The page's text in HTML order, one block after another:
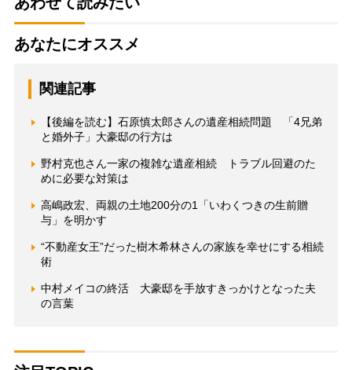
あなたにオススメ
関連記事
【後編を読む】石原慎太郎さんの遺産相続問題 「4兄弟
と婚外子」大豪邸の行方は
野村克也さん一家の複雑な遺産相続 トラブル回避のた
めに必要な対策は
高嶋政宏、両親の土地200分の1「いわくつきの生前贈
与」を明かす
“不動産女王”だった樹木希林さんの家族を幸せにする相続
術
中村メイコの終活 大豪邸を手放すきっかけとなった夫
の言葉